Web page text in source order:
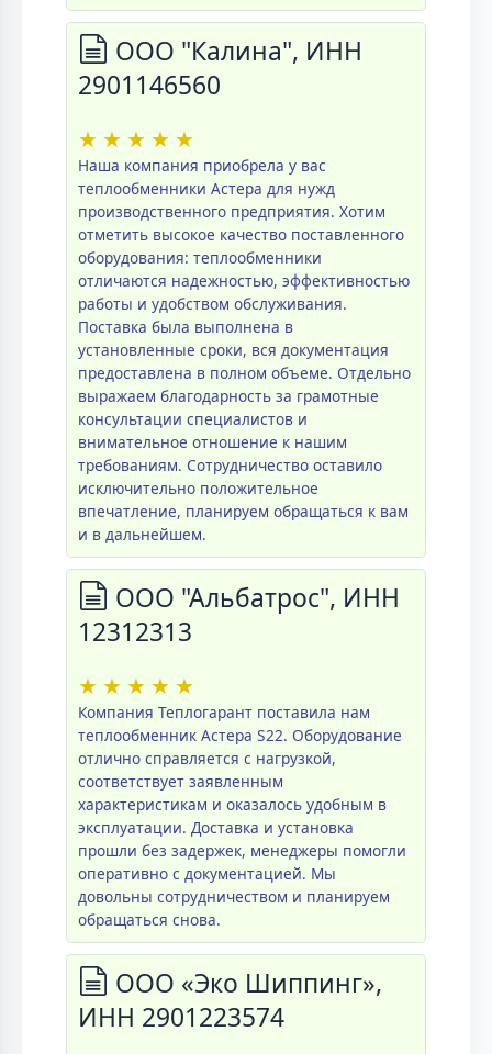
ООО "Калина", ИНН
2901146560
★ ★ ★ ★ ★
Наша компания приобрела у вас
теплообменники Астера для нужд
производственного предприятия. Хотим
отметить высокое качество поставленного
оборудования: теплообменники
отличаются надежностью, эффективностью
работы и удобством обслуживания.
Поставка была выполнена в
установленные сроки, вся документация
предоставлена в полном объеме. Отдельно
выражаем благодарность за грамотные
консультации специалистов и
внимательное отношение к нашим
требованиям. Сотрудничество оставило
исключительно положительное
впечатление, планируем обращаться к вам
и в дальнейшем.
ООО "Альбатрос", ИНН
12312313
★ ★ ★ ★ ★
Компания Теплогарант поставила нам
теплообменник Астера S22. Оборудование
отлично справляется с нагрузкой,
соответствует заявленным
характеристикам и оказалось удобным в
эксплуатации. Доставка и установка
прошли без задержек, менеджеры помогли
оперативно с документацией. Мы
довольны сотрудничеством и планируем
обращаться снова.
ООО «Эко Шиппинг»,
ИНН 2901223574